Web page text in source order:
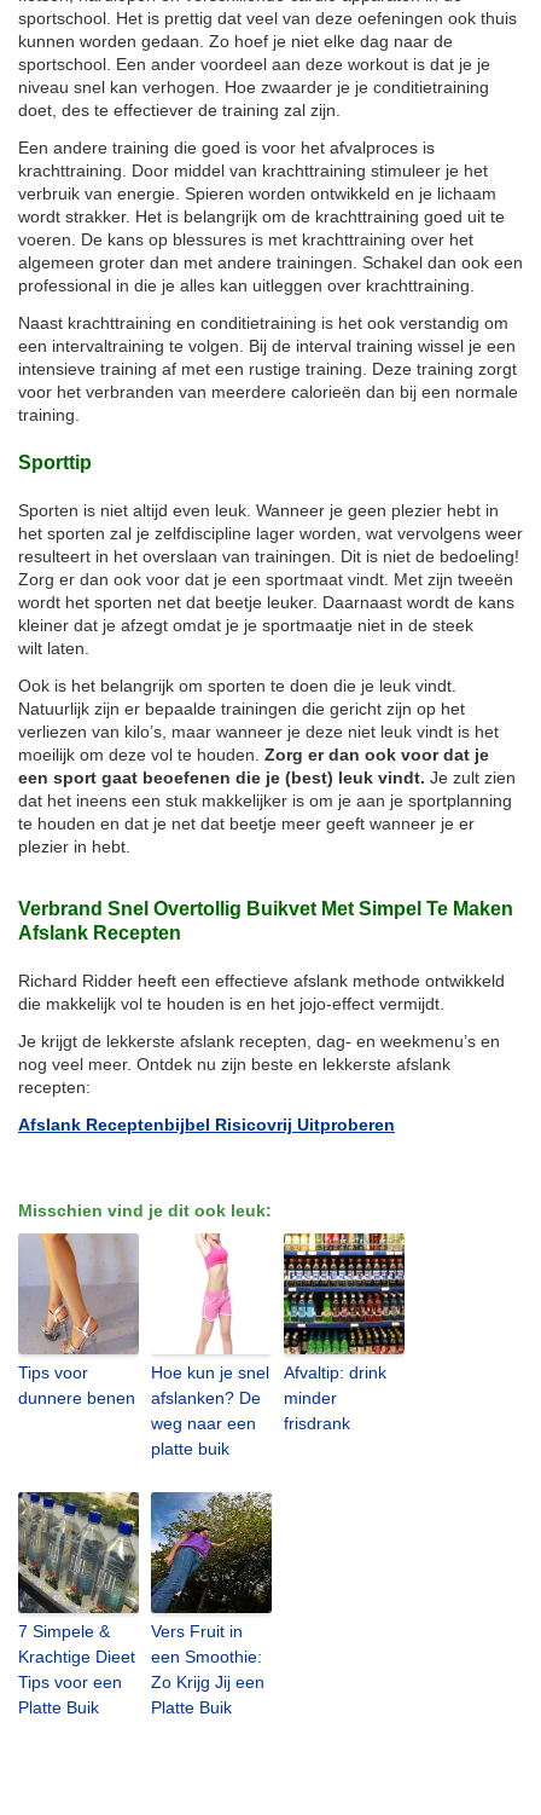
sportschool. Het is prettig dat veel van deze oefeningen ook thuis
kunnen worden gedaan. Zo hoef je niet elke dag naar de
sportschool. Een ander voordeel aan deze workout is dat je je
niveau snel kan verhogen. Hoe zwaarder je je conditietraining
doet, des te effectiever de training zal zijn.
Een andere training die goed is voor het afvalproces is
krachttraining. Door middel van krachttraining stimuleer je het
verbruik van energie. Spieren worden ontwikkeld en je lichaam
wordt strakker. Het is belangrijk om de krachttraining goed uit te
voeren. De kans op blessures is met krachttraining over het
algemeen groter dan met andere trainingen. Schakel dan ook een
professional in die je alles kan uitleggen over krachttraining.
Naast krachttraining en conditietraining is het ook verstandig om
een intervaltraining te volgen. Bij de interval training wissel je een
intensieve training af met een rustige training. Deze training zorgt
voor het verbranden van meerdere calorieën dan bij een normale
training.
Sporttip
Sporten is niet altijd even leuk. Wanneer je geen plezier hebt in
het sporten zal je zelfdiscipline lager worden, wat vervolgens weer
resulteert in het overslaan van trainingen. Dit is niet de bedoeling!
Zorg er dan ook voor dat je een sportmaat vindt. Met zijn tweeën
wordt het sporten net dat beetje leuker. Daarnaast wordt de kans
kleiner dat je afzegt omdat je je sportmaatje niet in de steek
wilt laten.
Ook is het belangrijk om sporten te doen die je leuk vindt.
Natuurlijk zijn er bepaalde trainingen die gericht zijn op het
verliezen van kilo’s, maar wanneer je deze niet leuk vindt is het
moeilijk om deze vol te houden. Zorg er dan ook voor dat je
een sport gaat beoefenen die je (best) leuk vindt. Je zult zien
dat het ineens een stuk makkelijker is om je aan je sportplanning
te houden en dat je net dat beetje meer geeft wanneer je er
plezier in hebt.
Verbrand Snel Overtollig Buikvet Met Simpel Te Maken
Afslank Recepten
Richard Ridder heeft een effectieve afslank methode ontwikkeld
die makkelijk vol te houden is en het jojo-effect vermijdt.
Je krijgt de lekkerste afslank recepten, dag- en weekmenu’s en
nog veel meer. Ontdek nu zijn beste en lekkerste afslank
recepten:
Afslank Receptenbijbel Risicovrij Uitproberen
Misschien vind je dit ook leuk:
Tips voor
dunnere benen
Hoe kun je snel
afslanken? De
weg naar een
platte buik
Afvaltip: drink
minder
frisdrank
7 Simpele &
Krachtige Dieet
Tips voor een
Platte Buik
Vers Fruit in
een Smoothie:
Zo Krijg Jij een
Platte Buik